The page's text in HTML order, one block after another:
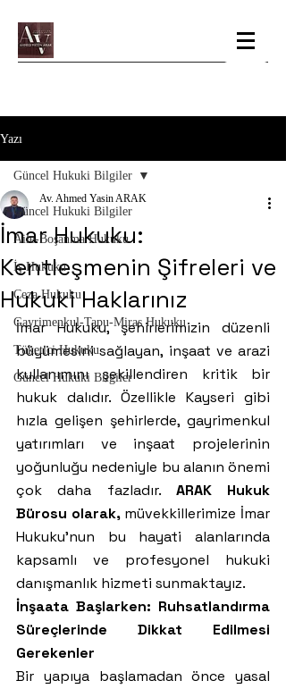
Yazı
Güncel Hukuki Bilgiler
Aile-Boşanma Hukuku
İş Hukuku
Ceza Hukuku
Gayrimenkul-Tapu-Miras Hukuku
Tüketici Hukuku
Güncel Hukuki Bilgiler
Güncel Hukuki Bilgiler
İmar Hukuku:
Kentleşmenin Şifreleri ve
Hukuki Haklarınız
Av. Ahmed Yasin ARAK
İmar Hukuku, şehirlerimizin düzenli
büyümesini sağlayan, inşaat ve arazi
kullanımını şekillendiren kritik bir
hukuk dalıdır. Özellikle Kayseri gibi
hızla gelişen şehirlerde, gayrimenkul
yatırımları ve inşaat projelerinin
yoğunluğu nedeniyle bu alanın önemi
çok daha fazladır. ARAK Hukuk
Bürosu olarak, müvekkillerimize İmar
Hukuku'nun bu hayati alanlarında
kapsamlı ve profesyonel hukuki
danışmanlık hizmeti sunmaktayız.
İnşaata Başlarken: Ruhsatlandırma
Süreçlerinde Dikkat Edilmesi
Gerekenler
Bir yapıya başlamadan önce yasal